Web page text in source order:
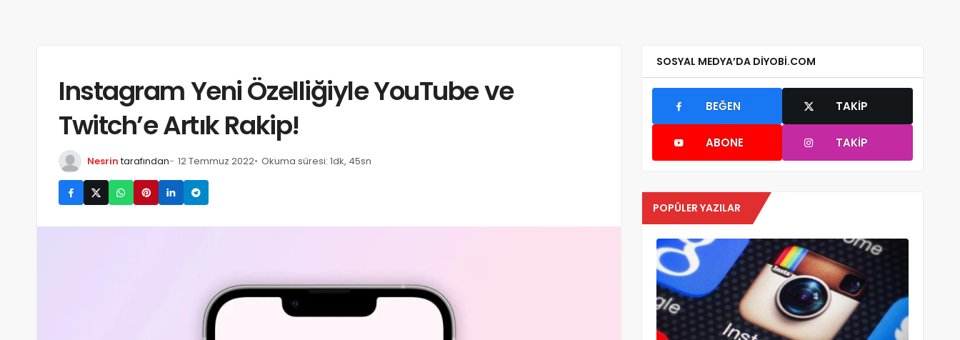
Instagram Yeni Özelliğiyle YouTube ve
Twitch’e Artık Rakip!
Nesrin tarafından 12 Temmuz 2022 Okuma süresi: 1dk, 45sn
SOSYAL MEDYA’DA DIYOBI.COM
BEĞEN TAKIP
ABONE TAKIP
POPÜLER YAZILAR